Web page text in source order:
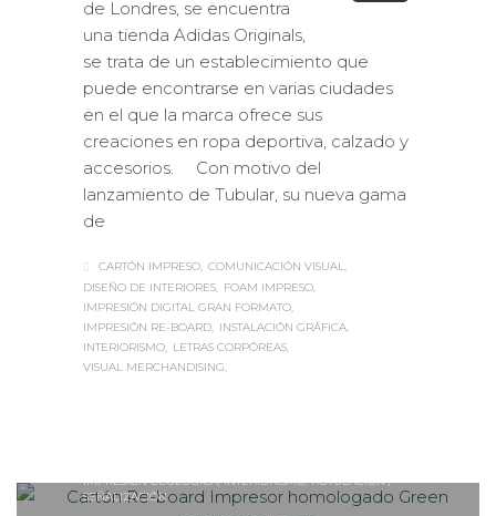
de Londres, se encuentra
una tienda Adidas Originals,
se trata de un establecimiento que
puede encontrarse en varias ciudades
en el que la marca ofrece sus
creaciones en ropa deportiva, calzado y
accesorios. Con motivo del
lanzamiento de Tubular, su nueva gama
de
CARTÓN IMPRESO COMUNICACIÓN VISUAL
DISEÑO DE INTERIORES
FOAM IMPRESO
IMPRESIÓN DIGITAL GRAN FORMATO
IMPRESIÓN RE-BOARD
INSTALACIÓN GRÁFICA
INTERIORISMO
LETRAS CORPÓREAS
VISUAL MERCHANDISING
IMPRESIÓN ECOLÓGICA,INTERIORISMO,ROTULACIÓN /
SEÑALIZACIÓN